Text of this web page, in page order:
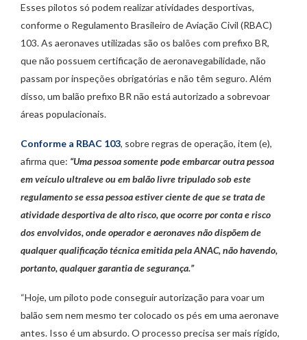
Esses pilotos só podem realizar atividades desportivas,
conforme o Regulamento Brasileiro de Aviação Civil (RBAC)
103. As aeronaves utilizadas são os balões com prefixo BR,
que não possuem certificação de aeronavegabilidade, não
passam por inspeções obrigatórias e não têm seguro. Além
disso, um balão prefixo BR não está autorizado a sobrevoar
áreas populacionais.
Conforme a RBAC 103, sobre regras de operação, item (e),
afirma que: “Uma pessoa somente pode embarcar outra pessoa
em veículo ultraleve ou em balão livre tripulado sob este
regulamento se essa pessoa estiver ciente de que se trata de
atividade desportiva de alto risco, que ocorre por conta e risco
dos envolvidos, onde operador e aeronaves não dispõem de
qualquer qualificação técnica emitida pela ANAC, não havendo,
portanto, qualquer garantia de segurança.”
“Hoje, um piloto pode conseguir autorização para voar um
balão sem nem mesmo ter colocado os pés em uma aeronave
antes. Isso é um absurdo. O processo precisa ser mais rígido,